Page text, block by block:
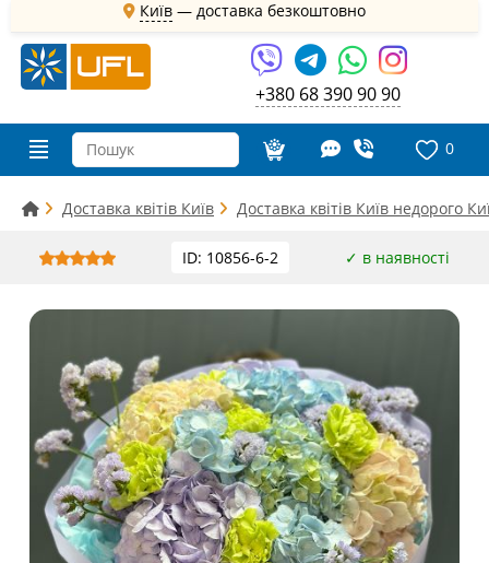
Київ — доставка безкоштовно
+380 68 390 90 90
0
Доставка квітів Київ Доставка квітів Київ недорого
ID: 10856-6-2 ✓ в наявності